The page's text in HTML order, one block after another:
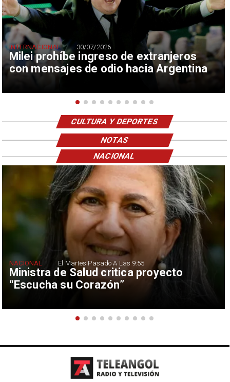
Milei prohíbe ingreso de extranjeros
con mensajes de odio hacia Argentina
INTERNACIONAL 30/07/2026
CULTURA Y DEPORTES
NOTAS
Ministra de Salud critica proyecto
“Escucha su Corazón”
NACIONAL El Martes Pasado A Las 9:55
NACIONAL